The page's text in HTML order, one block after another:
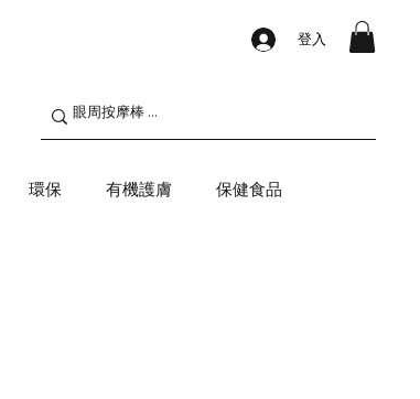
登入
環保 有機護膚 保健食品